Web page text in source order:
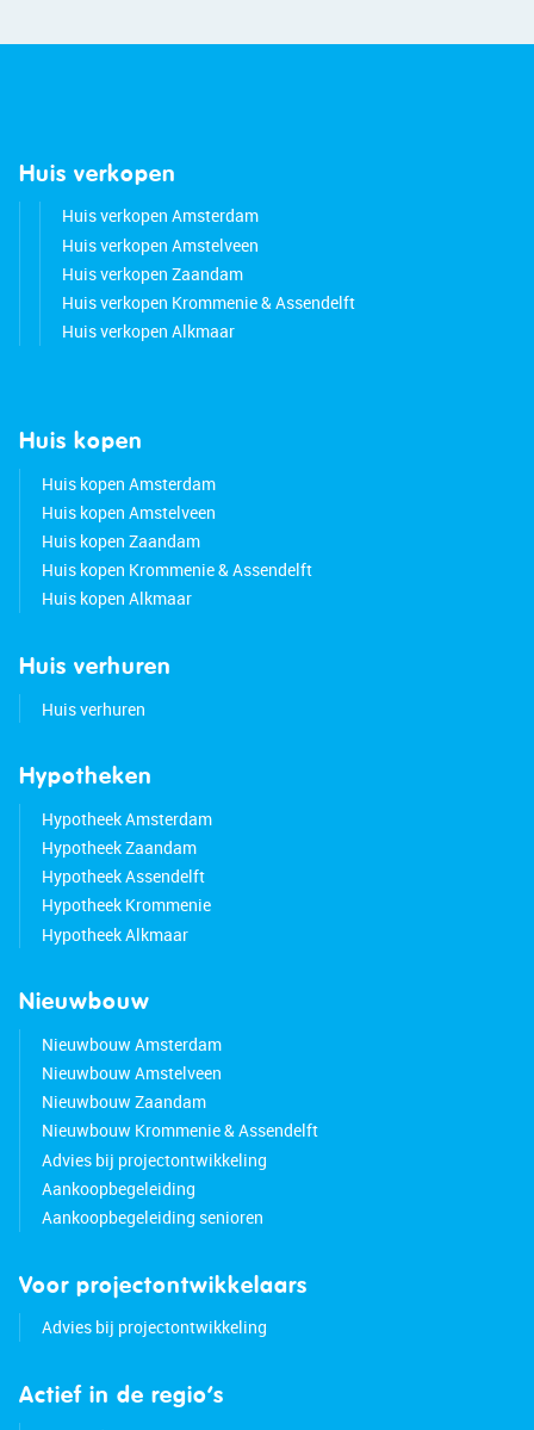
Good to know:
• Monthly contribution: € 153
• Center and train station within walking distance
• All conceivable amenities nearby
• Major roads easily accessible
• Energy label A
• Full ownership
Huis verkopen
Huis verkopen Amsterdam
Huis verkopen Amstelveen
Huis verkopen Zaandam
Huis verkopen Krommenie & Assendelft
Huis verkopen Alkmaar
Huis kopen
Huis kopen Amsterdam
Huis kopen Amstelveen
Huis kopen Zaandam
Huis kopen Krommenie & Assendelft
Huis kopen Alkmaar
Huis verhuren
Huis verhuren
Hypotheken
Hypotheek Amsterdam
Hypotheek Zaandam
Hypotheek Assendelft
Hypotheek Krommenie
Hypotheek Alkmaar
Nieuwbouw
Nieuwbouw Amsterdam
Nieuwbouw Amstelveen
Nieuwbouw Zaandam
Nieuwbouw Krommenie & Assendelft
Advies bij projectontwikkeling
Aankoopbegeleiding
Aankoopbegeleiding senioren
Voor projectontwikkelaars
Advies bij projectontwikkeling
Actief in de regio’s